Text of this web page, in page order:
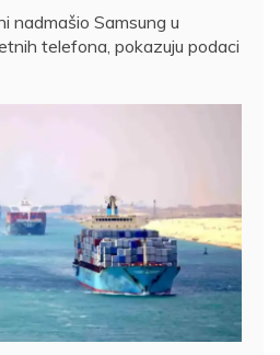
nadmašio Samsung u
telefona, pokazuju podaci